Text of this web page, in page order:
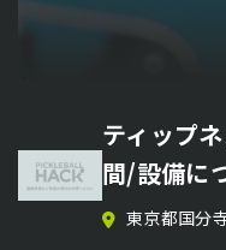
ティップ
間/設備に
東京都国分
ピックル
個別レッス
栃木県／関東
MiLP
14 OPEN
まとめ【ピ
吉原哲平
レッスン＆
時・エリア
ピックル
ルボールア
広島県 エフピ